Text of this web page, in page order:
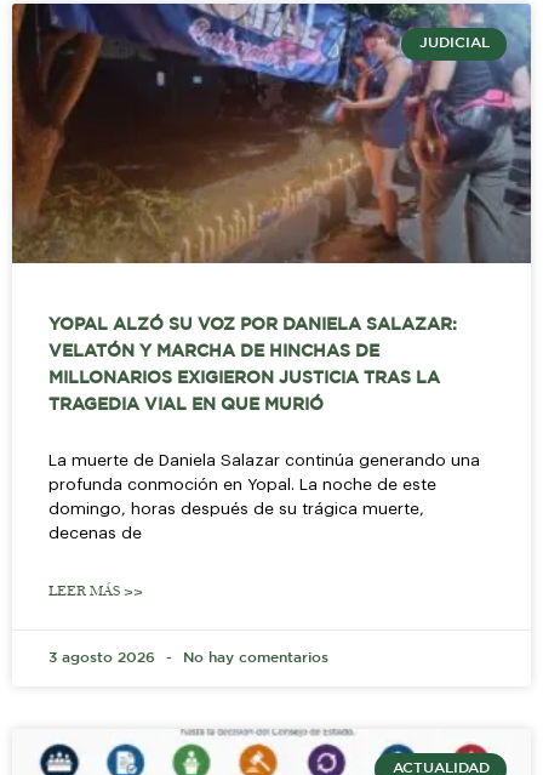
JUDICIAL
YOPAL ALZÓ SU VOZ POR DANIELA SALAZAR:
VELATÓN Y MARCHA DE HINCHAS DE
MILLONARIOS EXIGIERON JUSTICIA TRAS LA
TRAGEDIA VIAL EN QUE MURIÓ
La muerte de Daniela Salazar continúa generando una
profunda conmoción en Yopal. La noche de este
domingo, horas después de su trágica muerte,
decenas de
LEER MÁS >>
3 agosto 2026 No hay comentarios
ACTUALIDAD